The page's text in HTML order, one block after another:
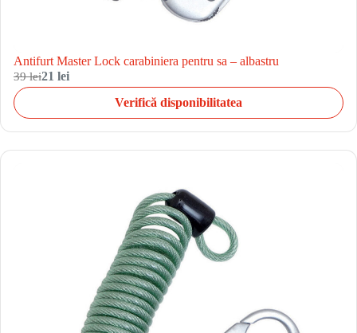
Antifurt Master Lock carabiniera pentru sa – albastru
39 lei21 lei
Verifică disponibilitatea